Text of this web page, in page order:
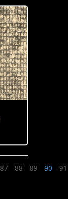
87 88 89 90 91